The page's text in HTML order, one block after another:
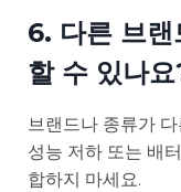
6. 다른 브
할 수 있나요
브랜드나 종류가
성능 저하 또는 배
합하지 마세요.